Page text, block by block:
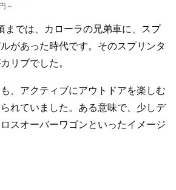
～
までは、カローラの兄弟車に、スプ
があった時代です。そのスプリンタ
リブでした。
、アクティブにアウトドアを楽しむ
れていました。ある意味で、少しデ
スオーバーワゴンといったイメージ